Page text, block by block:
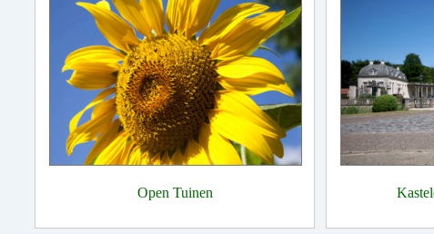
Open Tuinen